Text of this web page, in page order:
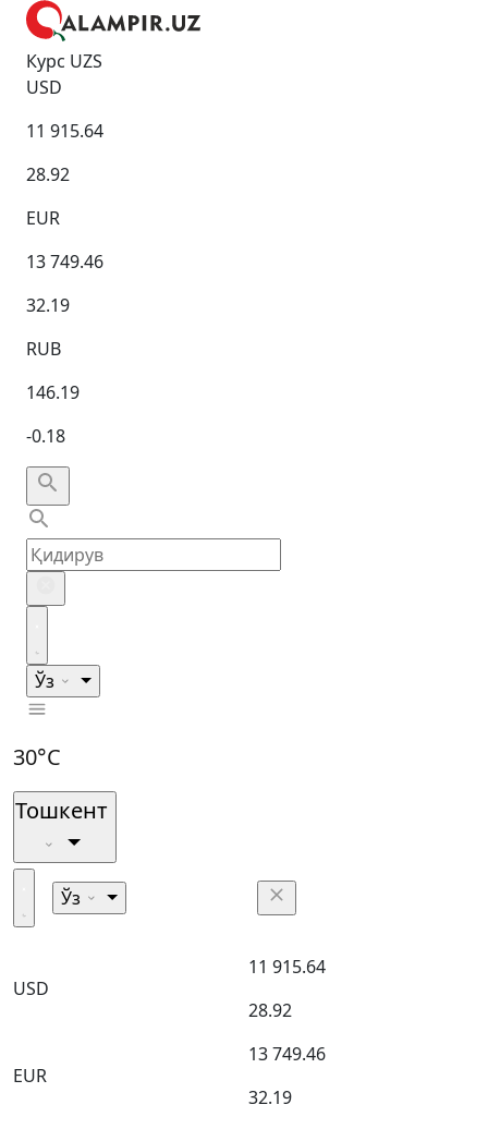
Курс UZS
USD
11 915.64
28.92
EUR
13 749.46
32.19
RUB
146.19
-0.18
Ўз
30°C
Тошкент
Ўз
USD
11 915.64
28.92
EUR
13 749.46
32.19